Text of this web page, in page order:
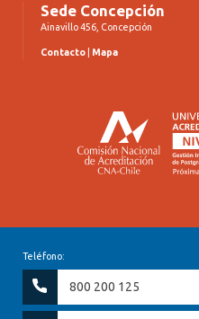
Sede Concepción
Ainavillo 456, Concepción
Contacto Mapa
Teléfono:
800 200 125